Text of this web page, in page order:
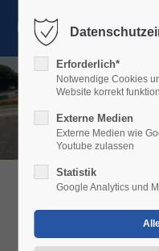
Login
Benutzername
Anmelden
Erforderlich*
Notwendige Cookies
Website korrekt
Externe Medien
Externe Medien wie
Youtube zulassen
Statistik
Google Analytics und